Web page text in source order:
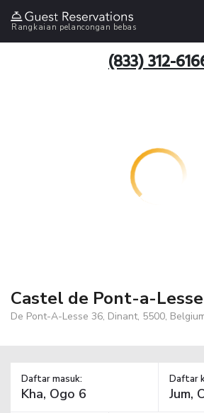
Rangkaian pelancongan bebas
(833) 312-
Castel de Pont-a-Lesse
De Pont-A-Lesse 36, Dinant, 5500,
Daftar masuk: Daftar